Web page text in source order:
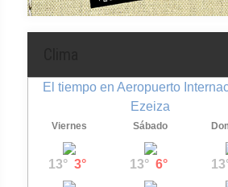
El tiempo en Aeropuerto
Ezeiza
Viernes
13° 3°
Sábado
13° 6°